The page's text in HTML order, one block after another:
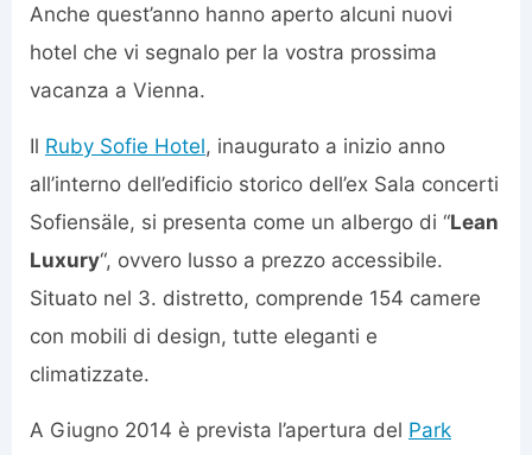
Anche quest’anno hanno aperto alcuni nuovi
hotel che vi segnalo per la vostra prossima
vacanza a Vienna.
Il Ruby Sofie Hotel, inaugurato a inizio anno
all’interno dell’edificio storico dell’ex Sala concerti
Sofiensäle, si presenta come un albergo di “Lean
Luxury“, ovvero lusso a prezzo accessibile.
Situato nel 3. distretto, comprende 154 camere
con mobili di design, tutte eleganti e
climatizzate.
A Giugno 2014 è prevista l’apertura del Park